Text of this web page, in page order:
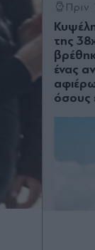
Πριν
της
ένας
όσους